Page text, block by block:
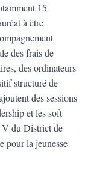
15
à être
des frais de
des ordinateurs
structuré de
des sessions
et les soft
V du District de
pour la jeunesse